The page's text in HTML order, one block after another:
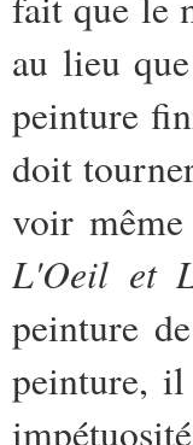
au lieu
peinture
doit
voir
L'Oeil et
peinture
peinture,